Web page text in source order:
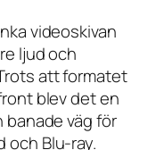
videoskivan
ljud och
att formatet
blev det en
banade väg för
och Blu-ray.